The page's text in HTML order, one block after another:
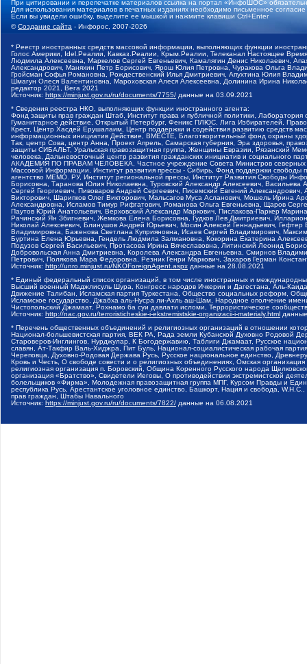
При цитировании и перепечатке материалов ссылка на портал «ИнфоШОС»
Для использования материалов в печатных изданиях необходимо письменное
Если вы увидели ошибку, выделите ее мышкой и нажмите клавиши Ctrl+Enter
©Создание сайта - Инфорос, 2007-2026
* Реестр иностранных средств массовой информации, выполняющих функции
Голос Америки, Idel.Реалии, Кавказ.Реалии, Крым.Реалии, Телеканал Настоящее
Людмила Алексеевна, Маркелов Сергей Евгеньевич, Камалягин Денис Николаевич,
Александрович, Маняхин Петр Борисович, Ярош Юлия Петровна, Чуракова Ольга
Гройсман Софья Романовна, Рождественский Илья Дмитриевич, Апухтина Юлия
Шмагун Олеся Валентиновна, Мароховская Алеся Алексеевна, Долинина Ирина
редактор 2021, Вега 2021
Источник: https://minjust.gov.ru/ru/documents/7755/ данные на 03.09.2021
* Сведения реестра НКО, выполняющих функции иностранного агента:
Фонд защиты прав граждан Штаб, Институт права и публичной политики,
Гуманитарное действие, Открытый Петербург, Феникс ПЛЮС, Лига Избирателей,
Крест, Центр Хасдей Ерушалаим, Центр поддержки и содействия развитию средств
информационных инициатив Действие, ВМЕСТЕ, Благотворительный фонд охраны
Так, центр Сова, центр Анна, Проект Апрель, Самарская губерния, Эра здоровья,
защиты СИБАЛЬТ, Уральская правозащитная группа, Женщины Евразии, Рязанский
человека, Дальневосточный центр развития гражданских инициатив и социального
АКАДЕМИЯ ПО ПРАВАМ ЧЕЛОВЕКА, Частное учреждение Совета Министров северных
Массовой Информации, Институт развития прессы - Сибирь, Фонд поддержки
агентство МЕМО. РУ, Институт региональной прессы, Институт Развития Свободы
Борисовна, Таранова Юлия Николаевна, Туровский Александр Алексеевич,
Сергей Георгиевич, Пивоваров Андрей Сергеевич, Писемский Евгений
Викторович, Шарипков Олег Викторович, Мальсагов Муса Асланович, Мошель Ирина
Александровна, Исламов Тимур Рифгатович, Романова Ольга Евгеньевна, Щаров
Паутов Юрий Анатольевич, Верховский Александр Маркович, Пислакова-Паркер
Рачинский Ян Збигневич, Жемкова Елена Борисовна, Гудков Лев Дмитриевич,
Николай Алексеевич, Блинушов Андрей Юрьевич, Мосин Алексей Геннадьевич,
Владимировна, Баженова Светлана Куприяновна, Исаев Сергей Владимирович,
Буртина Елена Юрьевна, Гендель Людмила Залмановна, Кокорина Екатерина
Подузов Сергей Васильевич, Протасова Ирина Вячеславовна, Литинский Леонид
Добровольская Анна Дмитриевна, Королева Александра Евгеньевна, Смирнов
Петрович, Полякова Мара Федоровна, Резник Генри Маркович, Захаров Герман
Источник: http://unro.minjust.ru/NKOForeignAgent.aspx данные на 28.08.2021
* Единый федеральный список организаций, в том числе иностранных и
Высший военный Маджлисуль Шура, Конгресс народов Ичкерии и Дагестана, Аль-
Движение Талибан, Исламская партия Туркестана, Общество социальных реформ,
Исламское государство, Джабха аль-Нусра ли-Ахль аш-Шам, Народное ополчение
Чистопольский Джамаат, Рохнамо ба суи давлати исломи, Террористическое
Источник: http://nac.gov.ru/terroristicheskie-i-ekstremistskie-organizacii-i-materialy.html
* Перечень общественных объединений и религиозных организаций в отношении
Национал-большевистская партия, ВЕК РА, Рада земли Кубанской Духовно Родовой
Староверов-Инглингов, Нурджулар, К Богодержавию, Таблиги Джамаат, Русское
славян, Ат-Такфир Валь-Хиджра, Пит Буль, Национал-социалистическая рабочая
Череповца, Духовно-Родовая Держава Русь, Русское национальное единство,
Кровь и Честь, О свободе совести и о религиозных объединениях, Омская
религиозная организация п. Боровский, Община Коренного Русского народа
организация «Братство», Свидетели Иеговы, О противодействии экстремистской
болельщиков «Фирма», Молодежная правозащитная группа МПГ, Курсом Правды и
республика Русь, Арестантское уголовное единство, Башкорт, Нация и свобода,
прав граждан, Штабы Навального
Источник: https://minjust.gov.ru/ru/documents/7822/ данные на 06.08.2021